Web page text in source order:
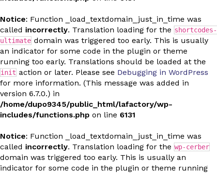
Notice: Function _load_textdomain_just_in_time was
called incorrectly. Translation loading for the shortcodes-
ultimate domain was triggered too early. This is usually
an indicator for some code in the plugin or theme
running too early. Translations should be loaded at the
init action or later. Please see Debugging in WordPress
for more information. (This message was added in
version 6.7.0.) in
/home/dupo9345/public_html/lafactory/wp-
includes/functions.php on line 6131
Notice: Function _load_textdomain_just_in_time was
called incorrectly. Translation loading for the wp-cerber
domain was triggered too early. This is usually an
indicator for some code in the plugin or theme running